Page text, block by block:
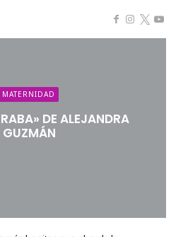
MATERNIDAD
DE ALEJANDRA
GUZMÁN